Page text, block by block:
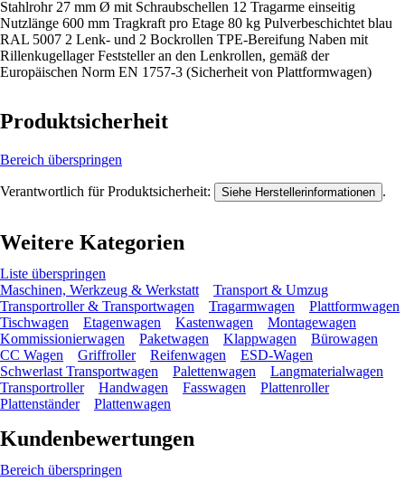
Stahlrohr 27 mm Ø mit Schraubschellen 12 Tragarme einseitig
Nutzlänge 600 mm Tragkraft pro Etage 80 kg Pulverbeschichtet blau
RAL 5007 2 Lenk- und 2 Bockrollen TPE-Bereifung Naben mit
Rillenkugellager Feststeller an den Lenkrollen, gemäß der
Europäischen Norm EN 1757-3 (Sicherheit von Plattformwagen)
Produktsicherheit
Bereich überspringen
Verantwortlich für Produktsicherheit: Siehe Herstellerinformationen .
Weitere Kategorien
Liste überspringen
Maschinen, Werkzeug & Werkstatt
Transport & Umzug
Transportroller & Transportwagen
Tragarmwagen
Plattformwagen
Tischwagen
Etagenwagen Kastenwagen
Montagewagen
Kommissionierwagen
Paketwagen Klappwagen
Bürowagen
CC Wagen
Griffroller Reifenwagen
ESD-Wagen
Schwerlast Transportwagen
Palettenwagen
Langmaterialwagen
Transportroller
Handwagen Fasswagen
Plattenroller
Plattenständer
Plattenwagen
Kundenbewertungen
Bereich überspringen